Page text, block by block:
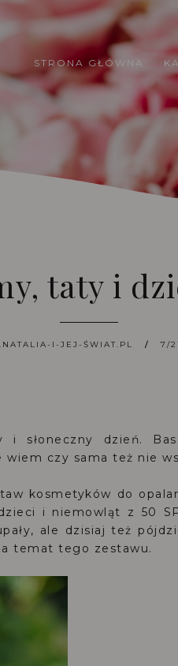
STRONA GŁÓWNA
taty i
I-JEJ-ŚWIAT.PL 7/
i słoneczny dzień.
czy sama też nie
kosmetyków do
i niemowląt z 50
ale dzisiaj też
temat tego zestawu.